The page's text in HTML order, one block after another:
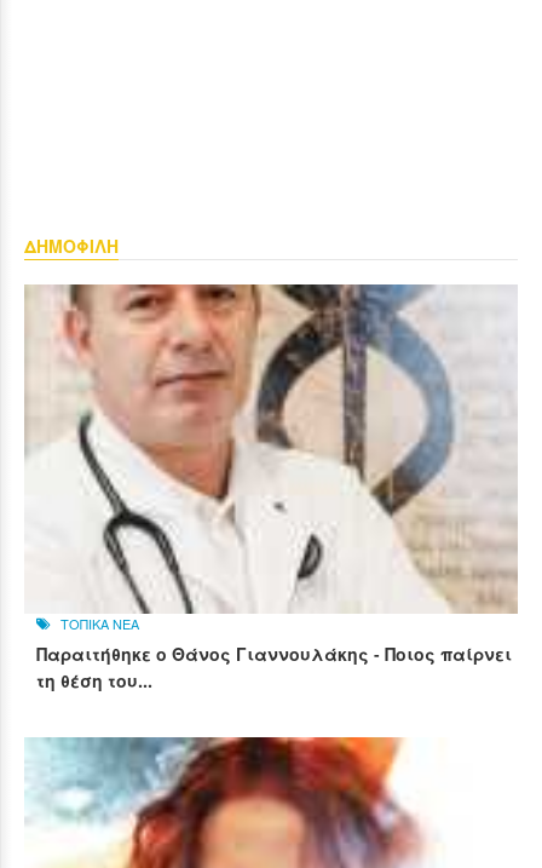
ΔΗΜΟΦΙΛΗ
ΤΟΠΙΚΑ ΝΕΑ
Παραιτήθηκε ο Θάνος Γιαννουλάκης - Ποιος παίρνει
τη θέση του...